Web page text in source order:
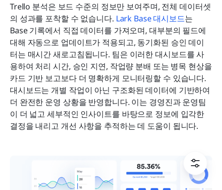
Trello 분석은 보드 수준의 정보만 보여주며, 전체 데이터셋
의 성과를 포착할 수 없습니다. Lark Base 대시보드는
Base 기록에서 직접 데이터를 가져오며, 대부분의 필드에
대해 자동으로 업데이트가 적용되고, 동기화된 승인 데이
터는 매시간 새로고침됩니다. 팀은 이러한 대시보드를 사
용하여 처리 시간, 승인 지연, 작업량 분배 또는 병목 현상을
카드 기반 보고보다 더 명확하게 모니터링할 수 있습니다.
대시보드는 개별 작업이 아닌 구조화된 데이터에 기반하여
더 완전한 운영 상황을 반영합니다. 이는 경영진과 운영팀
이 더 넓고 세부적인 인사이트를 바탕으로 정보에 입각한
결정을 내리고 개선 사항을 추적하는 데 도움이 됩니다.